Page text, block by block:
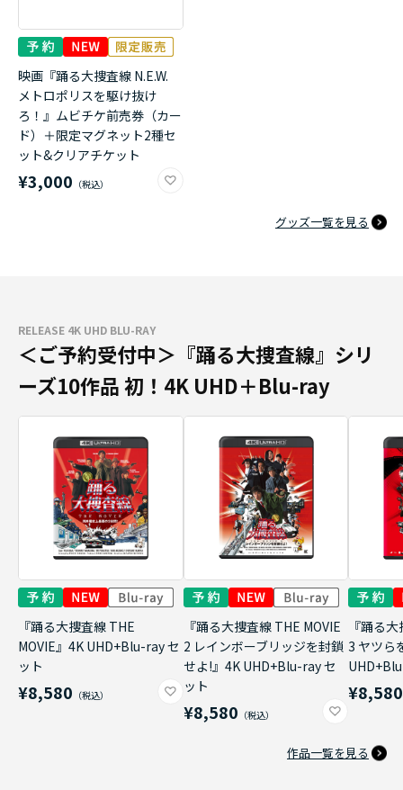
映画『踊る大捜査線 N.E.W.
メトロポリスを駆け抜け
ろ！』ムビチケ前売券（カー
ド）＋限定マグネット2種セ
ット&クリアチケット
¥3,000
グッズ一覧を見る
RELEASE 4K UHD BLU-RAY
＜ご予約受付中＞『踊る大捜査線』シリ
ーズ10作品 初！4K UHD＋Blu-ray
『踊る大捜査線 THE
MOVIE』4K UHD+Blu-ray セ
ット
¥8,580
『踊る大捜査線 THE MOVIE
2 レインボーブリッジを封鎖
せよ!』4K UHD+Blu-ray セ
ット
¥8,580
『踊る
3 ヤツら
¥8,580
作品一覧を見る